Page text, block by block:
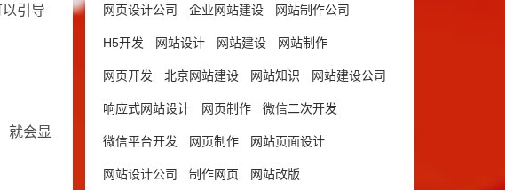
引导
就会显
网页设计公司 企业网站建设 网站制作公司
H5开发 网站设计 网站建设 网站制作
网页开发 北京网站建设 网站知识 网站建设公司
响应式网站设计 网页制作 微信二次开发
微信平台开发 网页制作 网站页面设计
网站设计公司 制作网页 网站改版